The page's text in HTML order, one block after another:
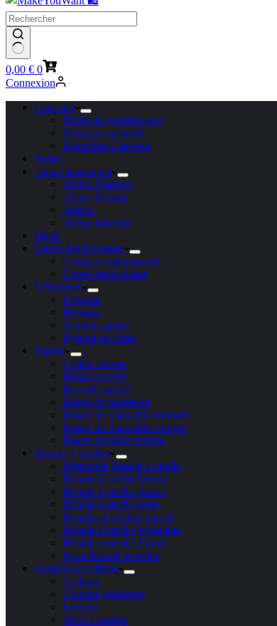
Panier
d’achat
0,00 € 0
Connexion
Cheveux
Perruque synthétiques
Perruque naturelle
Extension Cheveux
Robes
Tenue islamiques
Abaya Homme
Abaya Femme
Jellaba
Abaya kimono
Hijab
Gaine Amincissante
Ceinture amincissante
Corset amincissant
Vêtements
Lingerie
Peignoir
Soutiens gorge
Pyjama en Satin
Bijoux
Collier femme
Bijoux couple
Bracelet amitié
Bague de promesse
Bague de fiançailles homme
Bague de fiançailles femme
Bague fantaisie femme
Boucle d’oreilles
Présentoir Boucle d oreille
Boucle d’oreille femme
Boucle d oreille chaine
Boucle d oreille perle
Boucles d oreilles mariée
Boucle d oreille grimpante
Boucle d oreille 2 trous
Porte Boucle d oreille
Leggins et collants
Collants
Culottes gainantes
Leggins
Short Legging